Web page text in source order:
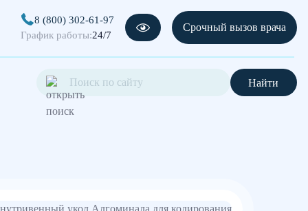
8 (800) 302-61-97
График работы:24/7
Срочный вызов врача
Найти